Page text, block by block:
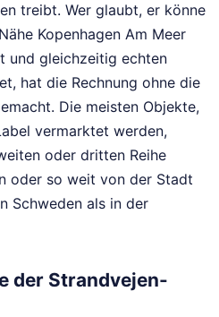
treibt. Wer glaubt, er könne
Kopenhagen Am Meer
und gleichzeitig echten
hat die Rechnung ohne die
Die meisten Objekte,
vermarktet werden,
oder dritten Reihe
oder so weit von der Stadt
Schweden als in der
der Strandvejen-